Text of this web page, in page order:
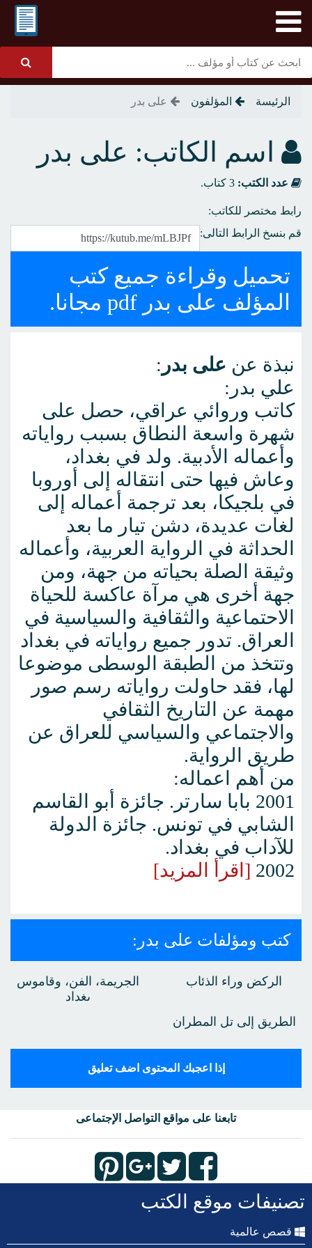
الرئيسة المؤلفون على بدر
اسم الكاتب: على بدر
عدد الكتب:
رابط مختصر للكاتب:
قم بنسخ الرابط التالى:
تحميل وقراءة جميع كتب
المؤلف على بدر pdf مجانا.
نبذة عن على بدر :
علي بدر:
كاتب وروائي عراقي، حصل على
شهرة واسعة النطاق بسبب رواياته
وأعماله الأدبية. ولد في بغداد،
وعاش فيها حتى انتقاله إلى أوروبا
في بلجيكا، بعد ترجمة أعماله إلى
لغات عديدة، دشن تيار ما بعد
الحداثة في الرواية العربية، وأعماله
وثيقة الصلة بحياته من جهة، ومن
جهة أخرى هي مرآة عاكسة للحياة
الاحتماعية والثقافية والسياسية في
العراق. تدور جميع رواياته في بغداد
وتتخذ من الطبقة الوسطى موضوعا
لها، فقد حاولت رواياته رسم صور
مهمة عن التاريخ الثقافي
والاجتماعي والسياسي للعراق عن
طريق الرواية.
من أهم اعماله:
2001 بابا سارتر. جائزة أبو القاسم
الشابي في تونس. جائزة الدولة
للآداب في بغداد.
2002 [اقرأ المزيد]
كتب ومؤلفات على بدر:
الركض وراء الذئاب
الجريمة، الفن، وقاموس
بغداد
الطريق إلى تل المطران
إذا اعجبك المحتوى اضف تعليق
تابعنا على مواقع التواصل الإجتماعى
تصنيفات موقع الكتب
قصص عالمية